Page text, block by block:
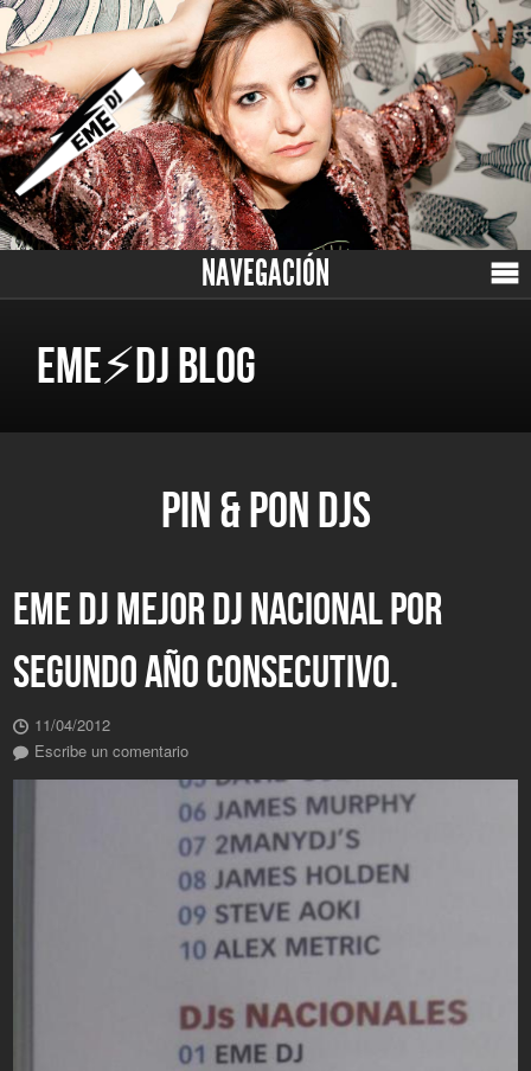
NAVEGACIÓN
EME⚡DJ BLOG
PIN & PON DJS
EME DJ MEJOR DJ NACIONAL POR
SEGUNDO AÑO CONSECUTIVO.
11/04/2012
Escribe un comentario